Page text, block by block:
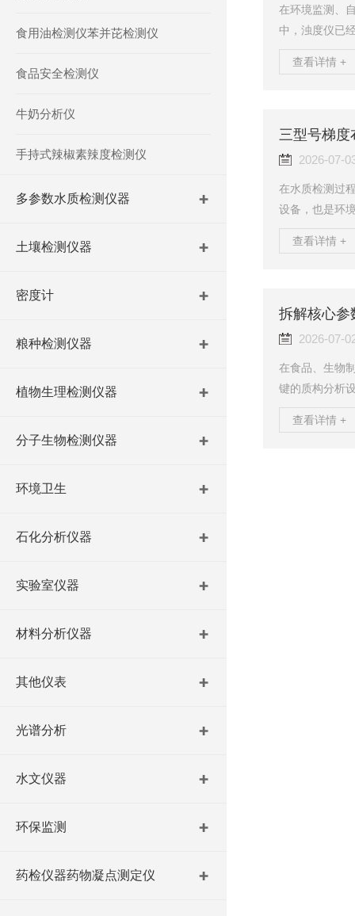
食用油检测仪苯并芘检测仪
食品安全检测仪
牛奶分析仪
手持式辣椒素辣度检测仪
多参数水质检测仪器
土壤检测仪器
密度计
粮种检测仪器
植物生理检测仪器
分子生物检测仪器
环境卫生
石化分析仪器
实验室仪器
材料分析仪器
其他仪表
光谱分析
水文仪器
环保监测
药检仪器药物凝点测定仪
在环境监测、
中，浊度仪已
快速检测的用
行详细解析。
室设备，便携
查看详情 +
2026-07-
在水质检测过
设备，也是环
捷、检测速度
仪？浊度是衡
水体的感官质
查看详情 +
2026-07-
在食品、生物
键的质构分析
质构仪，能够
查看详情 +